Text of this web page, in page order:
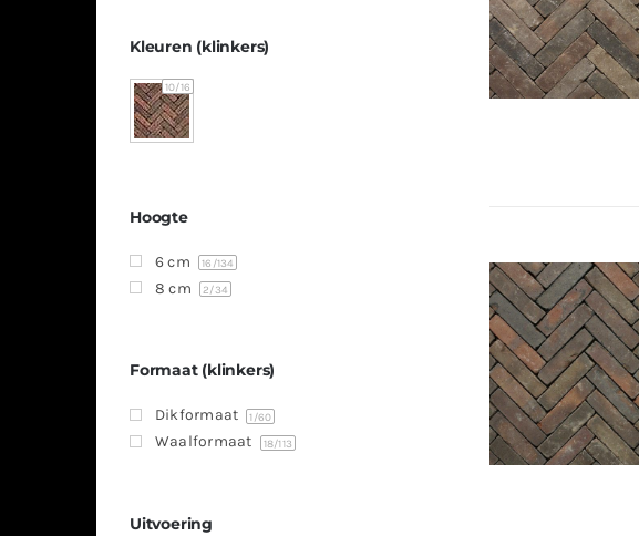
Kleuren (klinkers)
10/16
Hoogte
6 cm 16 /134
8 cm 2/34
Formaat (klinkers)
Dikformaat 1/60
Waalformaat 18/113
Uitvoering